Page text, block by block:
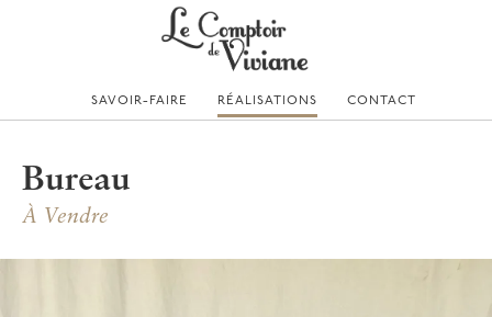
SAVOIR-FAIRE RÉALISATIONS CONTACT
Bureau
À Vendre